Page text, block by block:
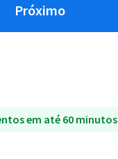
Próximo
em até 60 minutos